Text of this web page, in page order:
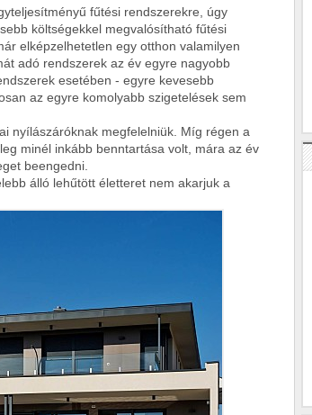
fűtési rendszerekre, úgy
költségekkel megvalósítható fűtési
elképzelhetetlen egy otthon valamilyen
adó rendszerek az év egyre nagyobb
esetében - egyre kevesebb
az egyre komolyabb szigetelések sem
nyílászáróknak megfelelniük. Míg régen a
minél inkább benntartása volt, mára az év
beengedni.
álló lehűtött életteret nem akarjuk a